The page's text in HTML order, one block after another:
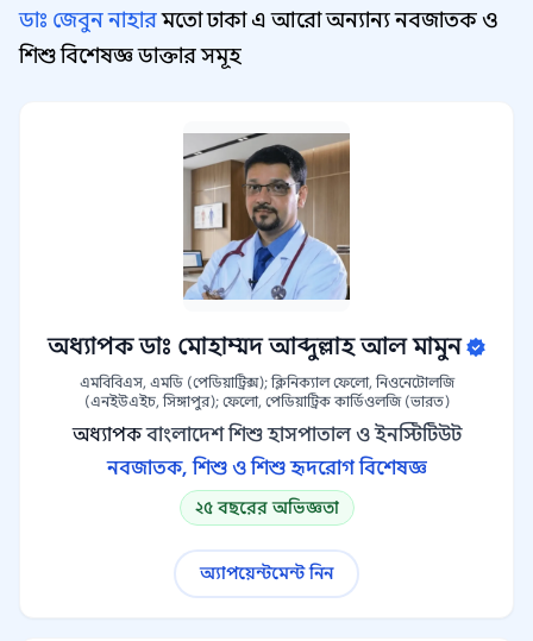
ডাঃ জেবুন নাহারমতো ঢাকা এ আরো অন্যান্য নবজাতক ও
শিশু বিশেষজ্ঞ ডাক্তার সমূহ
অধ্যাপক ডাঃ মোহাম্মদ আব্দুল্লাহ আল মামুন
এমবিবিএস, এমডি (পেডিয়াট্রিক্স); ক্লিনিক্যাল ফেলো, নিওনেটোলজি
(এনইউএইচ, সিঙ্গাপুর); ফেলো, পেডিয়াট্রিক কার্ডিওলজি (ভারত)
অধ্যাপক বাংলাদেশ শিশু হাসপাতাল ও ইনস্টিটিউট
নবজাতক, শিশু ও শিশু হৃদরোগ বিশেষজ্ঞ
২৫ বছরের অভিজ্ঞতা
অ্যাপয়েন্টমেন্ট নিন